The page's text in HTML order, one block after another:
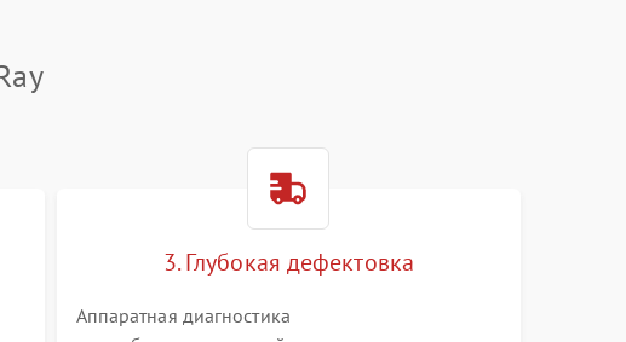
3. Глубокая дефектовка
Аппаратная диагностика